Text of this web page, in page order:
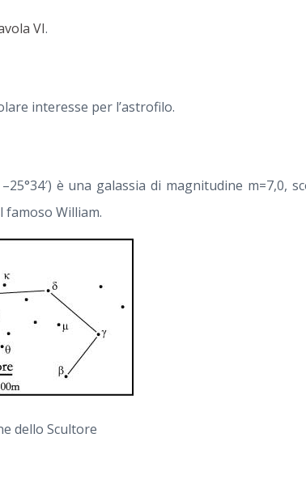
VI.
interesse per l’astrofilo.
è una galassia di magnitudine m=7,0,
famoso William.
dello Scultore